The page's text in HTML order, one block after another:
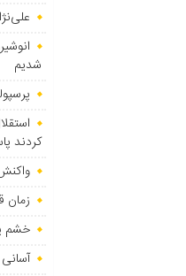
شدیم
کردند
خشم